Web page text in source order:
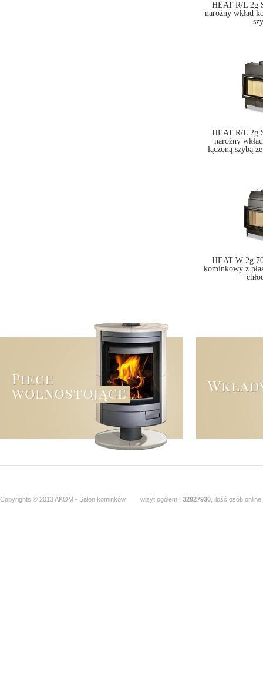
HEAT R/L 2g
narożny wkład
HEAT R/L 2g
narożny
łączoną szybą
HEAT W 2g
kominkowy z
Copyrights © 2013 AKOM - Salon kominków wizyt ogółem : 32927930 , ilość osób